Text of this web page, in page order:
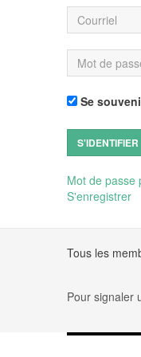
Courriel
Mot de passe
Se
S'IDENTIFIER
Mot de passe
S'enregistrer
Tous les
Pour signaler